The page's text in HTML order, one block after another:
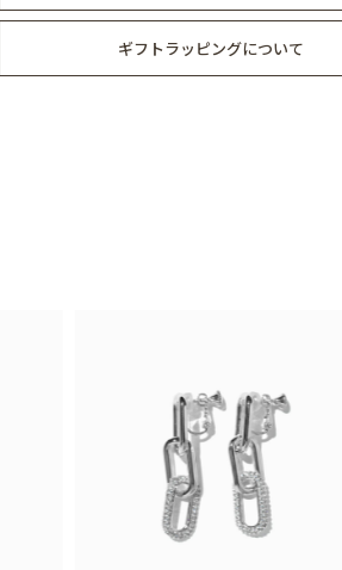
ギフトラッピングについて